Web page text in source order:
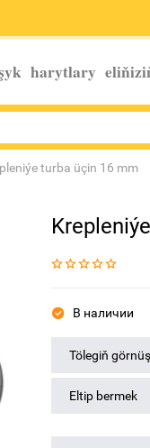
harytlary
turba üçin 16 mm
В наличии
Tölegiň
Eltip bermek